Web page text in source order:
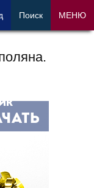
Поиск МЕНЮ